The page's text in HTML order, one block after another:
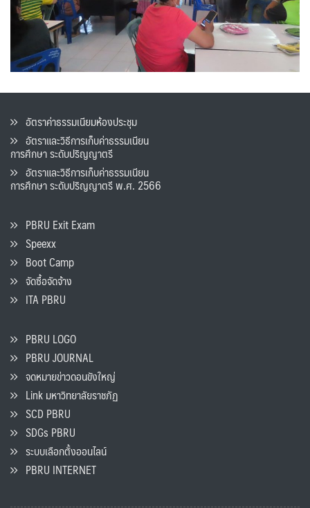
อัตราค่าธรรมเนียมห้องประชุม
อัตราและวิธีการเก็บค่าธรรมเนียน
การศึกษา ระดับปริญญาตรี
อัตราและวิธีการเก็บค่าธรรมเนียน
การศึกษา ระดับปริญญาตรี พ.ศ. 2566
PBRU Exit Exam
Speexx
Boot Camp
จัดซื้อจัดจ้าง
ITA PBRU
PBRU LOGO
PBRU JOURNAL
จดหมายข่าวดอนขังใหญ่
Link มหาวิทยาลัยราชภัฏ
SCD PBRU
SDGs PBRU
ระบบเลือกตั้งออนไลน์
PBRU INTERNET